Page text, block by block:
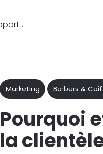
Pourquoi et comment apporter de la clientèle à son apprenti coiffeur ?
Marketing Barbers &
Pourquoi
la